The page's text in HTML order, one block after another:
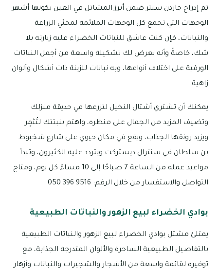
تم إدراج جاردن سنتر ضمن أبرز المشاتل في العين بكونها أشهر
الوجهات التي تجمع كل الوجهات الملائمة لمحبّي الزراعة
والنباتات، فإن كنت عاشق للنباتات الخضراء عليه زيارته بلا
شك، خاصةً وأنه يعرض لك تشكيلة واسعة من أجمل النباتات
الورقية على اختلاف أنواعها، وبه نباتات للزينة ذات أشكال وألوان
زاهية.
يمكنك أن تشتري أشتال النخيل لتزرعها في حديقة منزلك
وتضيف المزيد من الجمال على منظره، واهتم بنبتتك لتُثمِِر
ويزيد رونقها الجذاب، ويقع في مكان حيوي على شارع شخبوط
بن سلطان في سنترال ديستركت ويتردد عليه الكثيرون، وتبدأ
مواعيد عمله من الساعة 7 صباحًا إلى 10 مساءً كل يوم، ومتاح
التواصل والاستفسار من خلال الرقم: 9516 396 050
بوادي الخضراء لبيع الزهور والنباتات الطبيعية
يمتلئ مشتل بوادي الخضراء لبيع الزهور والنباتات الطبيعية
بالتفاصيل الطبيعية الساحرة والألوان المتدرجة الجذابة، مع
توفيره لقائمة واسعة من الأشجار والشجيرات والنباتات وأزهار